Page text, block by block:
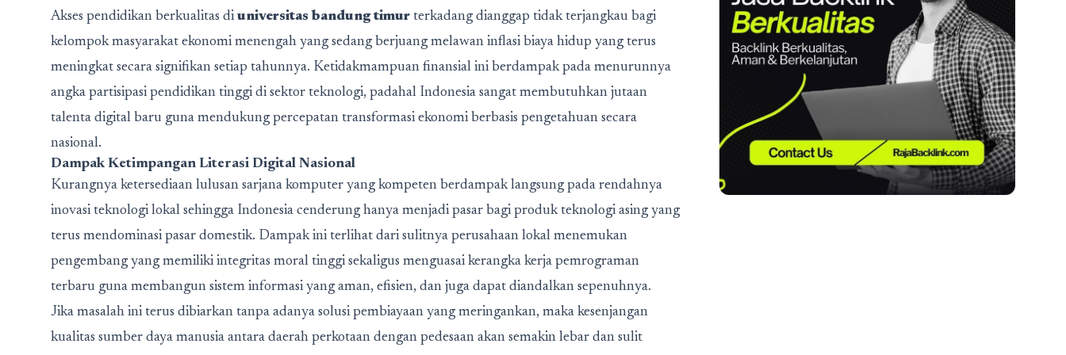
Akses pendidikan berkualitas di universitas bandung timur terkadang dianggap tidak terjangkau bagi
kelompok masyarakat ekonomi menengah yang sedang berjuang melawan inflasi biaya hidup yang terus
meningkat secara signifikan setiap tahunnya. Ketidakmampuan finansial ini berdampak pada menurunnya
angka partisipasi pendidikan tinggi di sektor teknologi, padahal Indonesia sangat membutuhkan jutaan
talenta digital baru guna mendukung percepatan transformasi ekonomi berbasis pengetahuan secara
nasional.
Dampak Ketimpangan Literasi Digital Nasional
Kurangnya ketersediaan lulusan sarjana komputer yang kompeten berdampak langsung pada rendahnya
inovasi teknologi lokal sehingga Indonesia cenderung hanya menjadi pasar bagi produk teknologi asing yang
terus mendominasi pasar domestik. Dampak ini terlihat dari sulitnya perusahaan lokal menemukan
pengembang yang memiliki integritas moral tinggi sekaligus menguasai kerangka kerja pemrograman
terbaru guna membangun sistem informasi yang aman, efisien, dan juga dapat diandalkan sepenuhnya.
Jika masalah ini terus dibiarkan tanpa adanya solusi pembiayaan yang meringankan, maka kesenjangan
kualitas sumber daya manusia antara daerah perkotaan dengan pedesaan akan semakin lebar dan sulit